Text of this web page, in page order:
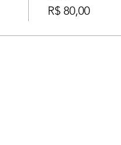
R$ 80,00